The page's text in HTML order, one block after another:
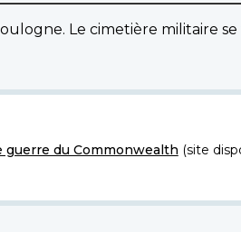
Le cimetière militaire
guerre du Commonwealth (site